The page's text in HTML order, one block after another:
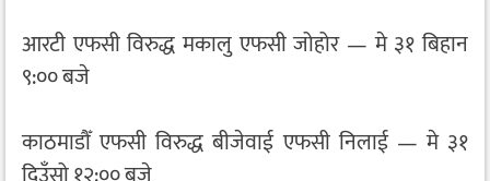
आरटी एफसी विरुद्ध मकालु एफसी जोहोर — मे ३१ बिहान
९:०० बजे
काठमाडौँ एफसी विरुद्ध बीजेवाई एफसी निलाई — मे ३१